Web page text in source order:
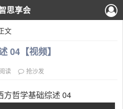
思享会
文
04【视频】
读 抢沙发
方哲学基础综述 04